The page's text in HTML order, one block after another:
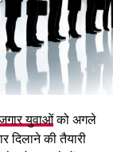
में लगी आग को
युवाओंको अगले
दिलाने की तैयारी